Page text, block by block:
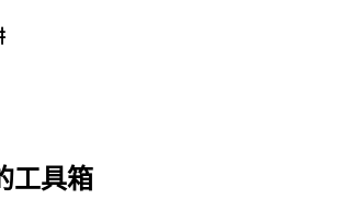
工具箱